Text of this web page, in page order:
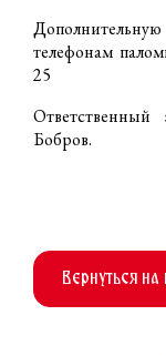
телефонам
25
Бобров.
Вернуться на